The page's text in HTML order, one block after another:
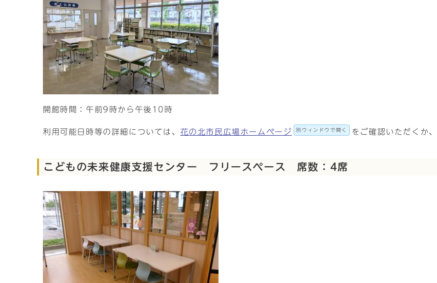
開館時間：午前9時から午後10時
利用可能日時等の詳細については、 花の北市民広場ホームページ 別ウィンドウで開く をご確認いただくか
こどもの未来健康支援センター フリースペース 席数：4席